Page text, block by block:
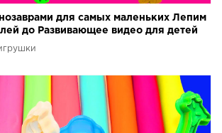
для самых маленьких Лепим
до Развивающее видео для детей